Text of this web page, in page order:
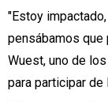
"Estoy
pensábamos que
Wuest, uno de
para participar de